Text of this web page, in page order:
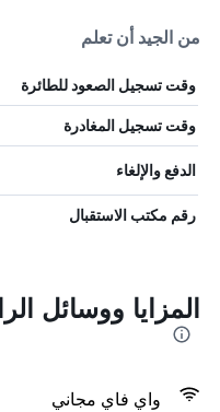
من الجيد أن تعلم
وقت تسجيل الصعود للطائرة
وقت تسجيل المغادرة
الدفع والإلغاء
رقم مكتب الاستقبال
المزايا ووسائل
واي فاي مجاني